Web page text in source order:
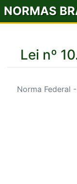
NORMAS
Lei nº
Norma Federal